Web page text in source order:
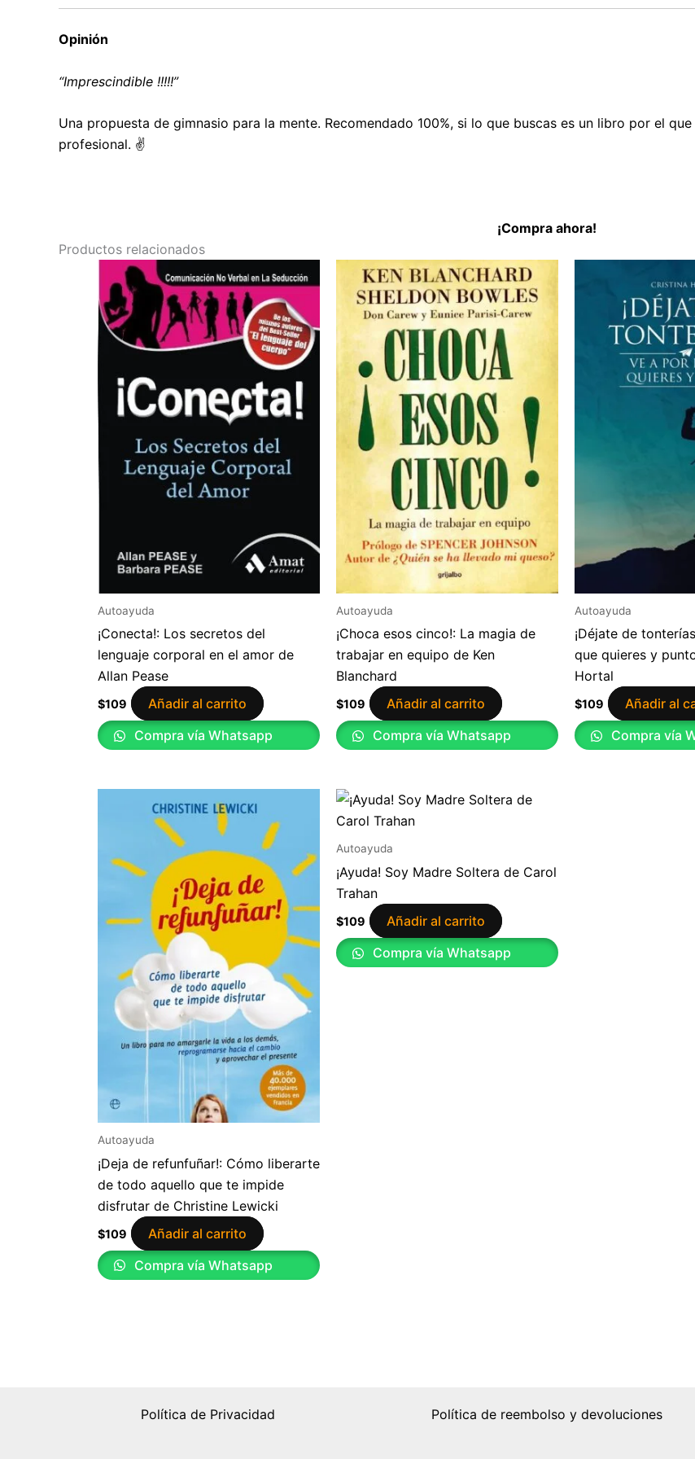
Opinión
“Imprescindible !!!!!”
Una propuesta de gimnasio para la mente. Recomendado 100%, si lo que buscas es un libro por el
profesional. ✌️
¡Compra ahora!
Productos relacionados
Autoayuda
¡Conecta!: Los secretos del
lenguaje corporal en el amor de
Allan Pease
$109
Añadir al carrito
Compra vía Whatsapp
Autoayuda
¡Choca esos cinco!: La magia de
trabajar en equipo de Ken
Blanchard
$109
Añadir al carrito
Compra vía Whatsapp
Autoayuda
¡Déjate de
que quieres y
Hortal
$109
Añadir al
Compra vía
Autoayuda
¡Deja de refunfuñar!: Cómo liberarte
de todo aquello que te impide
disfrutar de Christine Lewicki
$109
Añadir al carrito
Compra vía Whatsapp
Autoayuda
¡Ayuda! Soy Madre Soltera de Carol
Trahan
$109
Añadir al carrito
Compra vía Whatsapp
Política de Privacidad Política de reembolso y devoluciones